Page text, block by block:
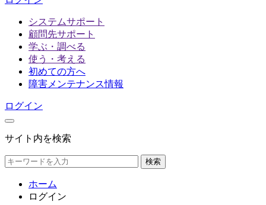
システムサポート
顧問先サポート
学ぶ・調べる
使う・考える
初めての方へ
障害メンテナンス情報
ログイン
サイト内を検索
検索
ホーム
ログイン